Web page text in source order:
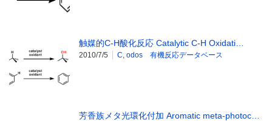
触媒的C-H酸化反応 Catalytic C-H Oxidati…
2010/7/5 C odos 有機反応データベース
芳香族メタ光環化付加 Aromatic meta-photoc…